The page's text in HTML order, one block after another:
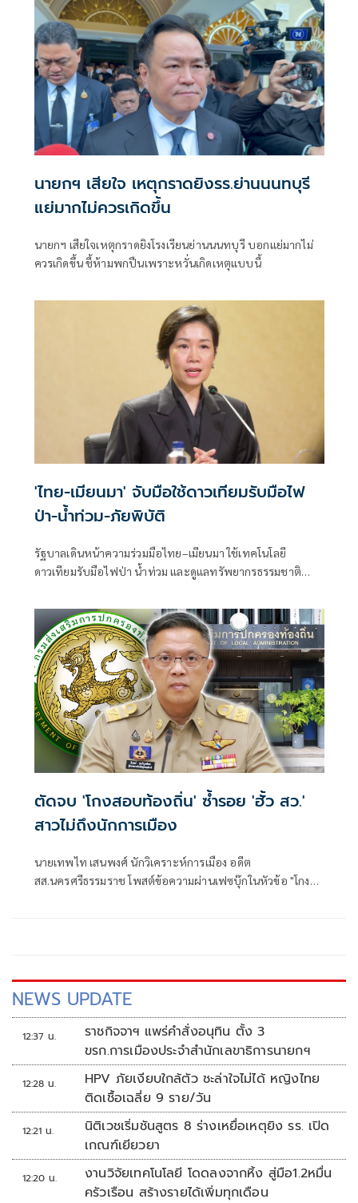
นายกฯ เสียใจ เหตุกราดยิงรร.ย่านนนทบุรี
แย่มากไม่ควรเกิดขึ้น
นายกฯ เสียใจเหตุกราดยิงโรงเรียนย่านนนทบุรี บอกแย่มากไม่
ควรเกิดขึ้น ชี้ห้ามพกปืนเพราะหวั่นเกิดเหตุแบบนี้
'ไทย-เมียนมา' จับมือใช้ดาวเทียมรับมือไฟ
ป่า-น้ำท่วม-ภัยพิบัติ
รัฐบาลเดินหน้าความร่วมมือไทย–เมียนมา ใช้เทคโนโลยี
ดาวเทียมรับมือไฟป่า น้ำท่วม และดูแลทรัพยากรธรรมชาติ
ตัดจบ 'โกงสอบท้องถิ่น' ซ้ำรอย 'ฮั้ว สว.'
สาวไม่ถึงนักการเมือง
นายเทพไท เสนพงศ์ นักวิเคราะห์การเมือง อดีต
สส.นครศรีธรรมราช โพสต์ข้อความผ่านเฟซบุ๊กในหัวข้อ "โกง
NEWS UPDATE
12:37 น.
ราชกิจจาฯ แพร่คำสั่งอนุทิน ตั้ง 3
ขรก.การเมืองประจำสำนักเลขาธิการนายกฯ
12:28 น.
HPV ภัยเงียบใกล้ตัว ชะล่าใจไม่ได้ หญิงไทย
ติดเชื้อเฉลี่ย 9 ราย/วัน
12:21 น.
นิติเวชเริ่มชันสูตร 8 ร่างเหยื่อเหตุยิง รร. เปิด
เกณฑ์เยียวยา
12:20 น.
งานวิจัยเทคโนโลยี โดดลงจากหิ้ง สู่มือ1.2หมื่น
ครัวเรือน สร้างรายได้เพิ่มทุกเดือน